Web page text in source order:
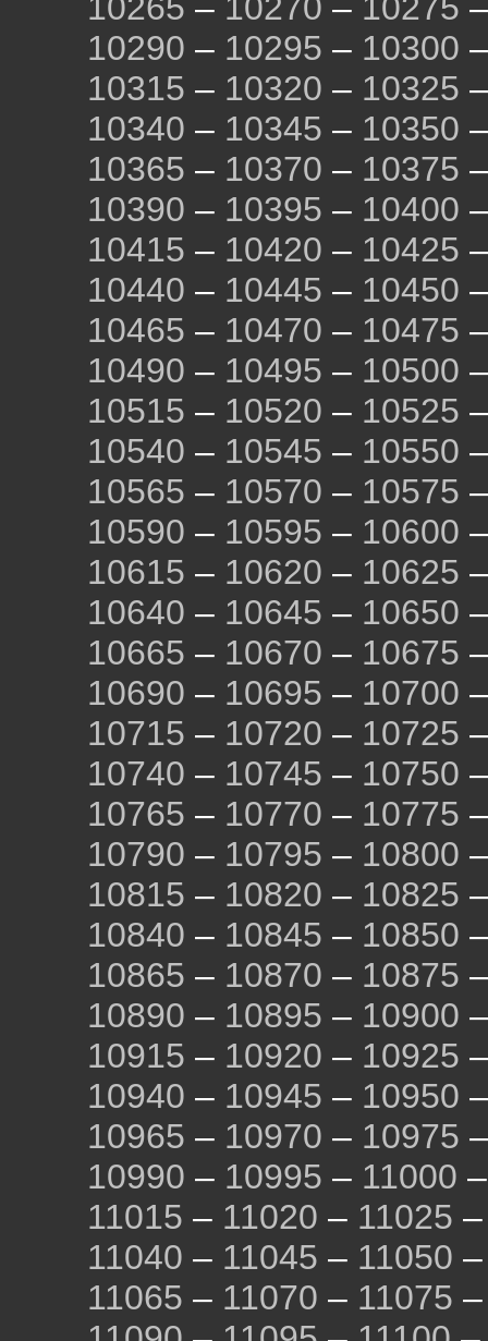
10265 – 10270 – 10275
10290 – 10295 – 10300
10315 – 10320 – 10325
10340 – 10345 – 10350
10365 – 10370 – 10375
10390 – 10395 – 10400
10415 – 10420 – 10425
10440 – 10445 – 10450
10465 – 10470 – 10475
10490 – 10495 – 10500
10515 – 10520 – 10525
10540 – 10545 – 10550
10565 – 10570 – 10575
10590 – 10595 – 10600
10615 – 10620 – 10625
10640 – 10645 – 10650
10665 – 10670 – 10675
10690 – 10695 – 10700
10715 – 10720 – 10725
10740 – 10745 – 10750
10765 – 10770 – 10775
10790 – 10795 – 10800
10815 – 10820 – 10825
10840 – 10845 – 10850
10865 – 10870 – 10875
10890 – 10895 – 10900
10915 – 10920 – 10925
10940 – 10945 – 10950
10965 – 10970 – 10975
10990 – 10995 – 11000
11015 – 11020 – 11025
11040 – 11045 – 11050
11065 – 11070 – 11075